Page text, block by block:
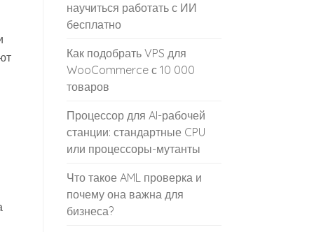
научиться работать с ИИ
бесплатно
Как подобрать VPS для
WooCommerce с 10 000
товаров
Процессор для AI-рабочей
станции: стандартные CPU
или процессоры-мутанты
Что такое AML проверка и
почему она важна для
бизнеса?